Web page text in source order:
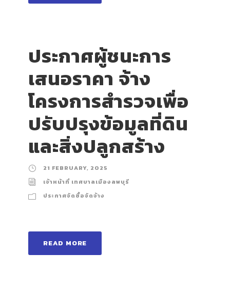
ประกาศผู้ชนะการ
เสนอราคา จ้าง
โครงการสำรวจเพื่อ
ปรับปรุงข้อมูลที่ดิน
และสิ่งปลูกสร้าง
21 FEBRUARY, 2025
เจ้าหน้าที่ เทศบาลเมืองลพบุรี
ประกาศจัดซื้อจัดจ้าง
READ MORE